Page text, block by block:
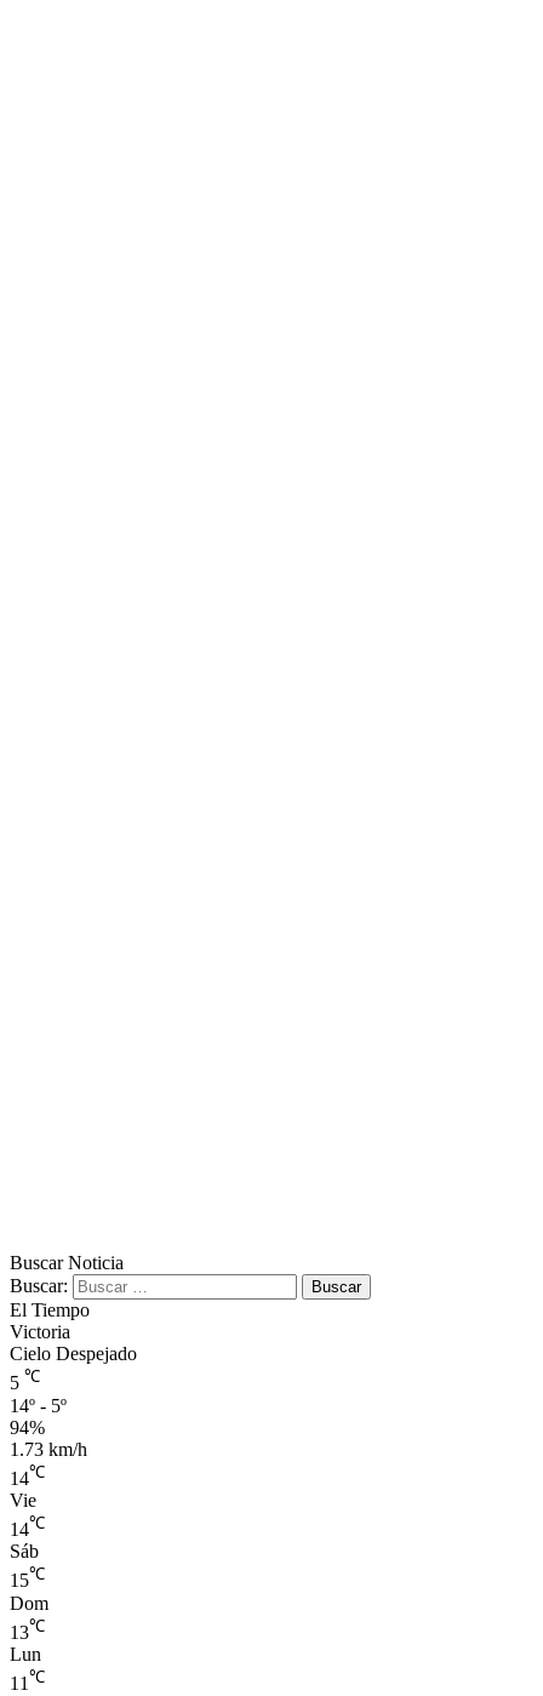
Buscar Noticia
Buscar:
El Tiempo
Victoria
Cielo Despejado
5 ℃
14º - 5º
94%
1.73 km/h
14℃
Vie
14℃
Sáb
15℃
Dom
13℃
Lun
11 ℃